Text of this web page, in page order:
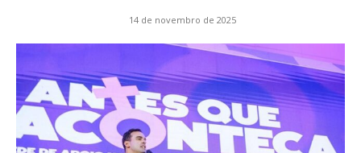
14 de novembro de 2025